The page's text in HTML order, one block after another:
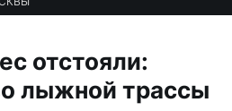
отстояли:
лыжной трассы